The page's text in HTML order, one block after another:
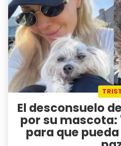
El desconsuelo
por su mascota:
para que